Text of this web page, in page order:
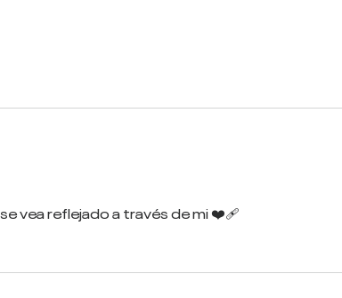
vea reflejado a través de mi ❤️‍🩹